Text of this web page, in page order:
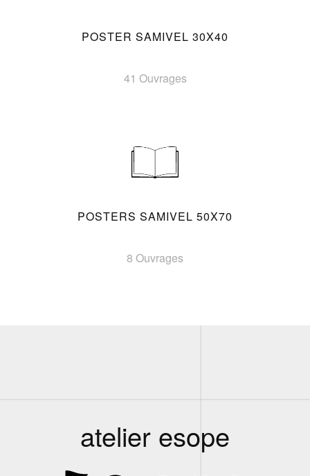
POSTER SAMIVEL 30X40
41 Ouvrages
POSTERS SAMIVEL 50X70
8 Ouvrages
atelier esope